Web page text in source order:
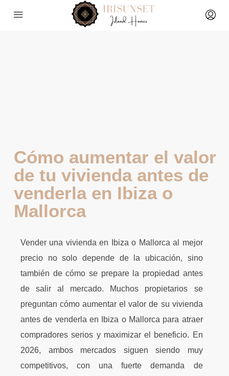
Cómo aumentar el valor
de tu vivienda antes de
venderla en Ibiza o
Mallorca
Vender una vivienda en Ibiza o Mallorca al mejor
precio no solo depende de la ubicación, sino
también de cómo se prepare la propiedad antes
de salir al mercado. Muchos propietarios se
preguntan cómo aumentar el valor de su vivienda
antes de venderla en Ibiza o Mallorca para atraer
compradores serios y maximizar el beneficio. En
2026, ambos mercados siguen siendo muy
competitivos, con una fuerte demanda de